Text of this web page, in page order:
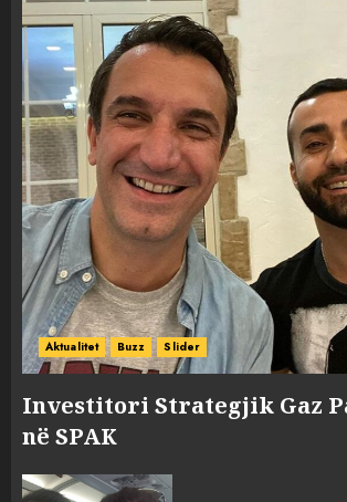
Aktualitet Buzz Slider
Investitori Strategjik Gaz
në SPAK